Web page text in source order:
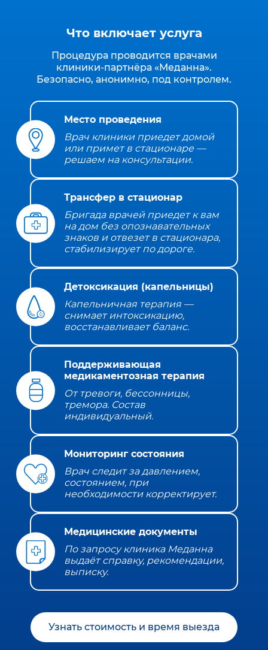
Что включает услуга
Процедура проводится врачами
клиники‑партнёра «Меданна».
Безопасно, анонимно, под контролем.
Место проведения
Врач клиники приедет домой
или примет в стационаре —
решаем на консультации.
Трансфер в стационар
Бригада врачей приедет к вам
на дом без опознавательных
знаков и отвезет в стационара,
стабилизирует по дороге.
Детоксикация (капельницы)
Капельничная терапия —
снимает интоксикацию,
восстанавливает баланс.
Поддерживающая
медикаментозная терапия
От тревоги, бессонницы,
тремора. Состав
индивидуальный.
Мониторинг состояния
Врач следит за давлением,
состоянием, при
необходимости корректирует.
Медицинские документы
По запросу клиника Меданна
выдаёт справку, рекомендации,
выписку.
Узнать стоимость и время выезда